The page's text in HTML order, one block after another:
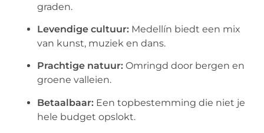
graden.
Levendige cultuur: Medellín biedt een mix
van kunst, muziek en dans.
Prachtige natuur: Omringd door bergen en
groene valleien.
Betaalbaar: Een topbestemming die niet je
hele budget opslokt.